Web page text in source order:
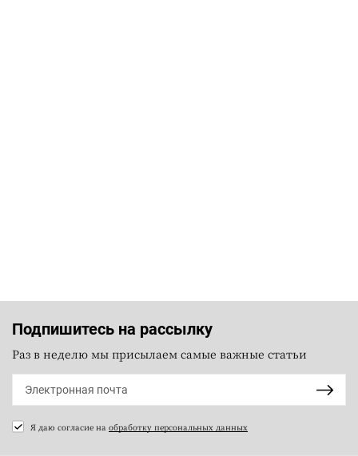
Подпишитесь на рассылку
Раз в неделю мы присылаем самые важные статьи
Я даю согласие на обработку персональных данных